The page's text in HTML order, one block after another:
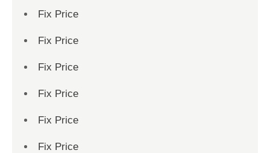
Fix Price
Fix Price
Fix Price
Fix Price
Fix Price
Fix Price